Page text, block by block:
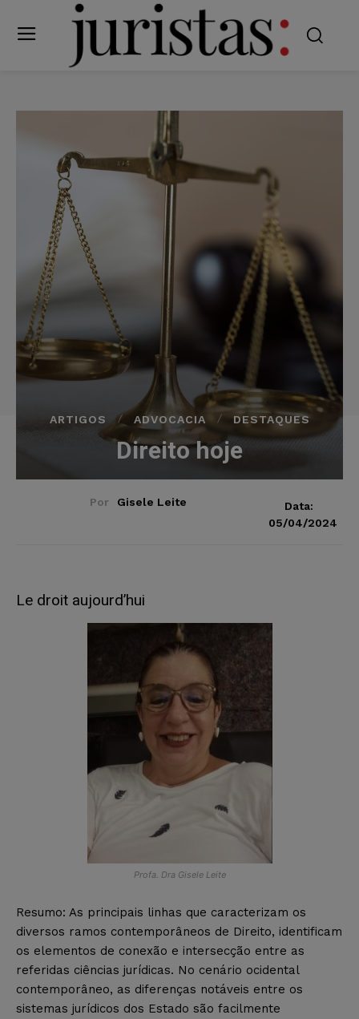
ARTIGOS ADVOCACIA DESTAQUES
Direito hoje
Por Gisele Leite
Data:
05/04/2024
Le droit aujourd’hui
Profa. Dra Gisele Leite
Resumo: As principais linhas que caracterizam os
diversos ramos contemporâneos de Direito, identificam
os elementos de conexão e intersecção entre as
referidas ciências jurídicas. No cenário ocidental
contemporâneo, as diferenças notáveis entre os
sistemas jurídicos dos Estado são facilmente